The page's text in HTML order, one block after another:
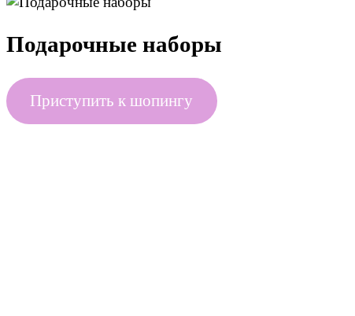
Подарочные наборы
Приступить к шопингу